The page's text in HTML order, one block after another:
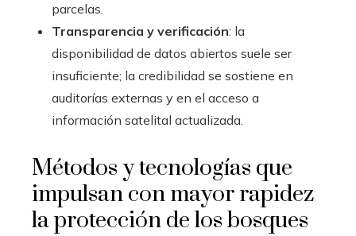
parcelas.
Transparencia y verificación: la
disponibilidad de datos abiertos suele ser
insuficiente; la credibilidad se sostiene en
auditorías externas y en el acceso a
información satelital actualizada.
Métodos y tecnologías que
impulsan con mayor rapidez
la protección de los bosques